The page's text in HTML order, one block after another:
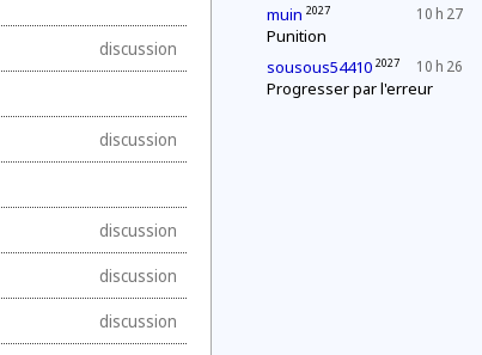
10 h 27
muin 2027
Punition
10 h 26
sousous54410 2027
Progresser par l'erreur
discussion
discussion
discussion
discussion
discussion